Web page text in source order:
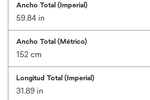
Ancho Total (Imperial)
59.84 in
Ancho Total (Métrico)
152 cm
Longitud Total (Imperial)
31.89 in